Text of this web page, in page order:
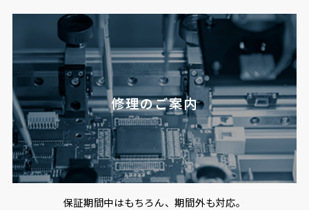
修理のご案内
保証期間中はもちろん、期間外も対応。